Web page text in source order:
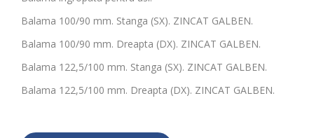
Balama 100/90 mm. Stanga (SX). ZINCAT GALBEN.
Balama 100/90 mm. Dreapta (DX). ZINCAT GALBEN.
Balama 122,5/100 mm. Stanga (SX). ZINCAT GALBEN.
Balama 122,5/100 mm. Dreapta (DX). ZINCAT GALBEN.